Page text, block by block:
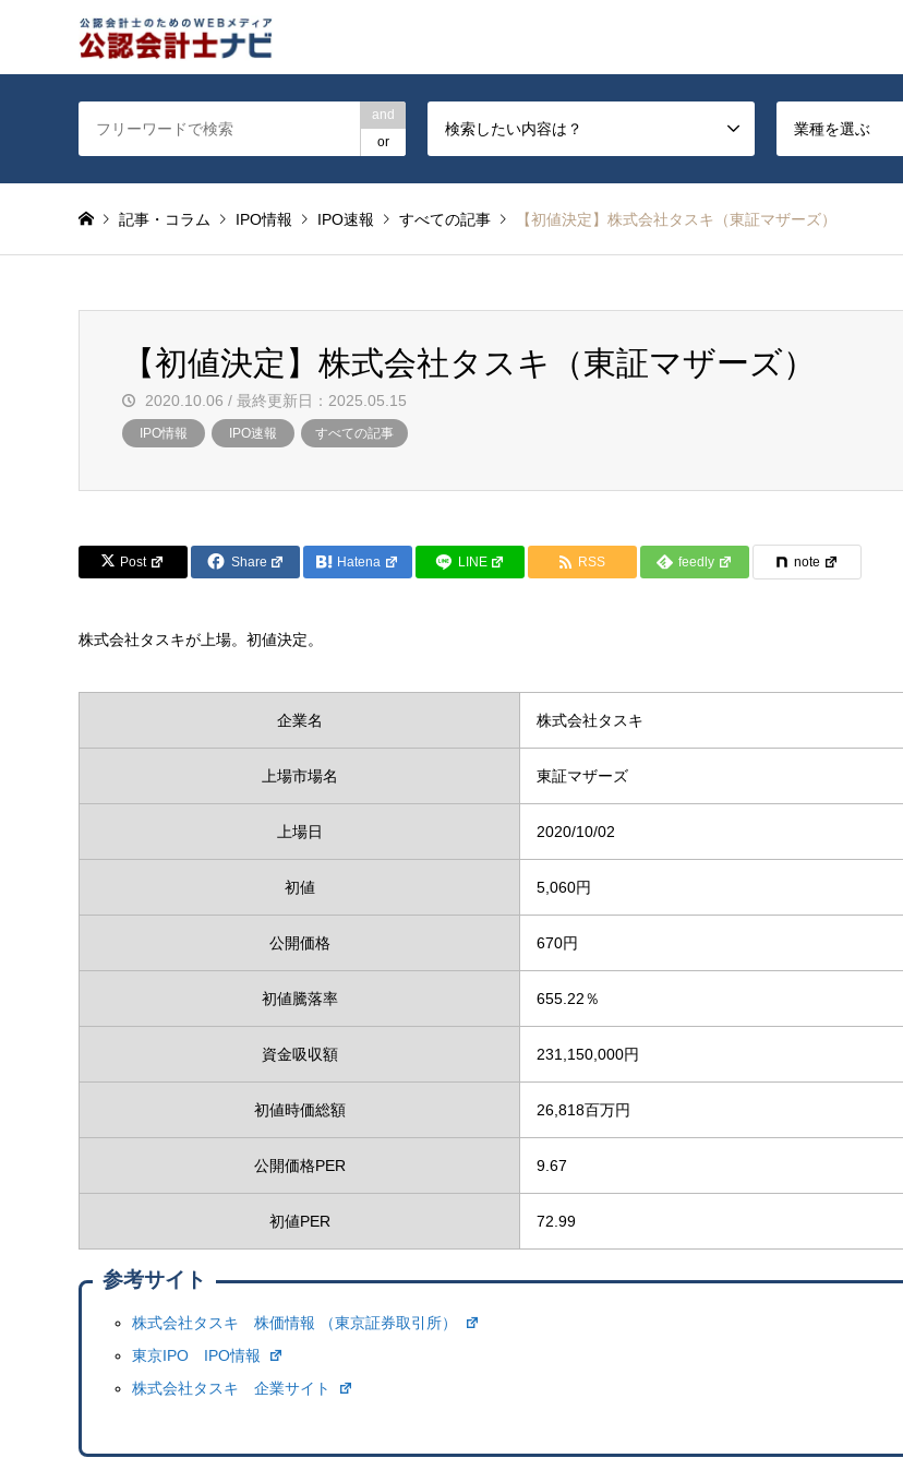
and
or
検索したい内容は？ 業種を選ぶ
記事・コラム IPO情報 IPO速報 すべての記事 【初値決定】株式会社タスキ（東証マザーズ）
【初値決定】株式会社タスキ（東証マザーズ）
2020.10.06 / 最終更新日：2025.05.15
IPO情報 IPO速報 すべての記事
Post Share Hatena LINE RSS feedly note
株式会社タスキが上場。初値決定。
企業名 株式会社タスキ
上場市場名 東証マザーズ
上場日 2020/10/02
初値 5,060円
公開価格 670円
初値騰落率 655.22％
資金吸収額 231,150,000円
初値時価総額 26,818百万円
公開価格PER 9.67
初値PER 72.99
参考サイト
株式会社タスキ 株価情報 （東京証券取引所）
東京IPO IPO情報
株式会社タスキ 企業サイト